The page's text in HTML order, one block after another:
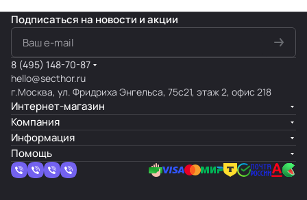
Подписаться на новости и акции
8 (495) 148-70-87
hello@secthor.ru
г.Москва, ул. Фридриха Энгельса, 75с21, этаж 2, офис 218
Интернет-магазин
Компания
Информация
Помощь